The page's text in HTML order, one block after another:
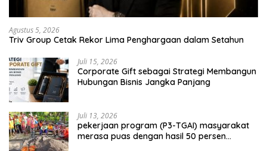
Agustus 5, 2026
Triv Group Cetak Rekor Lima Penghargaan dalam Setahun
Juli 15, 2026
Corporate Gift sebagai Strategi Membangun
Hubungan Bisnis Jangka Panjang
Juli 13, 2026
pekerjaan program (P3-TGAI) masyarakat
merasa puas dengan hasil 50 persen